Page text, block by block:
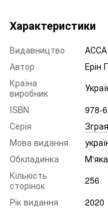
Характеристики
Видавництво
АССА
Автор
Ерін
Країна
виробник
ISBN
978-
Серія
Зграя
Мова видання
Обкладинка
М'яка
Кількість
сторінок
256
Рік видання
2020